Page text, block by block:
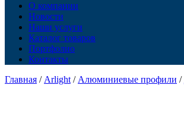
О компании
Новости
Наши услуги
Каталог товаров
Портфолио
Контакты
Главная / Arlight / Алюминиевые профили /